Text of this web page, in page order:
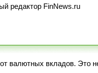
редактор FinNews.ru
валютных вкладов. Это